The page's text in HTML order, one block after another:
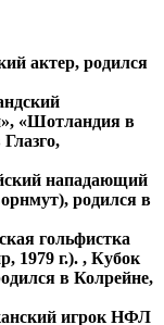
актер, родился
«Шотландия в
нападающий
родился в
гольфистка
1979 г.). , Кубок
в Колрейне,
игрок НФЛ